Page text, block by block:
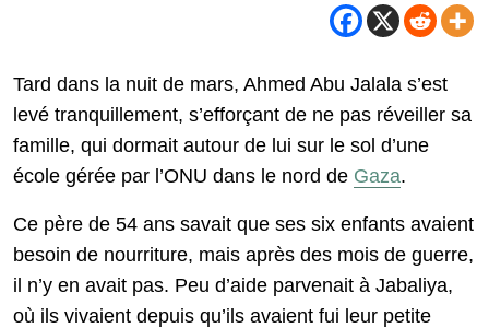
Tard dans la nuit de mars, Ahmed Abu Jalala s’est
levé tranquillement, s’efforçant de ne pas réveiller sa
famille, qui dormait autour de lui sur le sol d’une
école gérée par l’ONU dans le nord de Gaza.
Ce père de 54 ans savait que ses six enfants avaient
besoin de nourriture, mais après des mois de guerre,
il n’y en avait pas. Peu d’aide parvenait à Jabaliya,
où ils vivaient depuis qu’ils avaient fui leur petite